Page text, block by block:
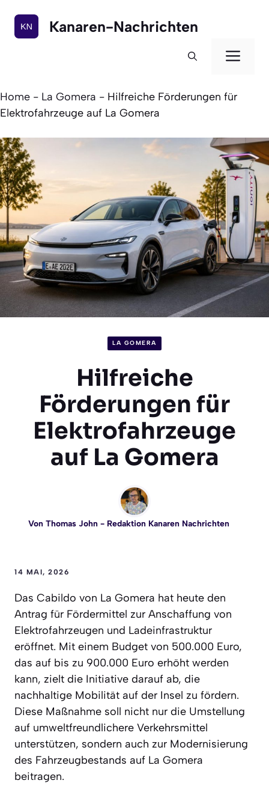
Inhalt
springen
Kanaren-Nachrichten
Home - La Gomera - Hilfreiche Förderungen für
Elektrofahrzeuge auf La Gomera
LA GOMERA
Hilfreiche
Förderungen für
Elektrofahrzeuge
auf La Gomera
Von Thomas John- Redaktion Kanaren Nachrichten
14 MAI, 2026
Das Cabildo von La Gomera hat heute den
Antrag für Fördermittel zur Anschaffung von
Elektrofahrzeugen und Ladeinfrastruktur
eröffnet. Mit einem Budget von 500.000 Euro,
das auf bis zu 900.000 Euro erhöht werden
kann, zielt die Initiative darauf ab, die
nachhaltige Mobilität auf der Insel zu fördern.
Diese Maßnahme soll nicht nur die Umstellung
auf umweltfreundlichere Verkehrsmittel
unterstützen, sondern auch zur Modernisierung
des Fahrzeugbestands auf La Gomera
beitragen.